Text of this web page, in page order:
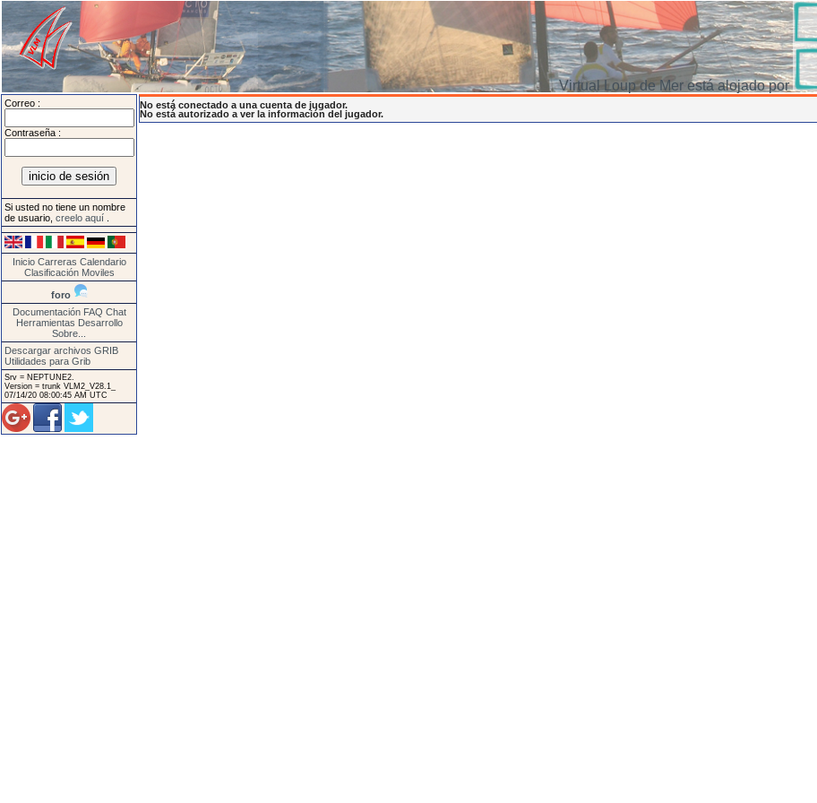
Virtual Loup de Mer está alojado por
Correo :
Contraseña :
Si usted no tiene un nombre
de usuario, creelo aquí
Inicio Carreras Calendario
Clasificación Moviles
foro
Documentación FAQ Chat
Herramientas Desarrollo
Sobre...
Descargar archivos GRIB
Utilidades para Grib
Srv = NEPTUNE2.
Version = trunk VLM2_V28.1_
07/14/20 08:00:45 AM UTC
No está conectado a una cuenta de jugador.
No está autorizado a ver la información del jugador.